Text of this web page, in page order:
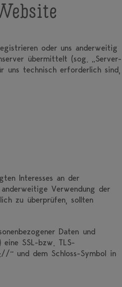
oder uns anderweitig
übermittelt (sog. „Server-
uns technisch erforderlich sind,
Interesses an der
Verwendung der
zu überprüfen, sollten
Daten und
SSL-bzw. TLS-
“ und dem Schloss-Symbol in